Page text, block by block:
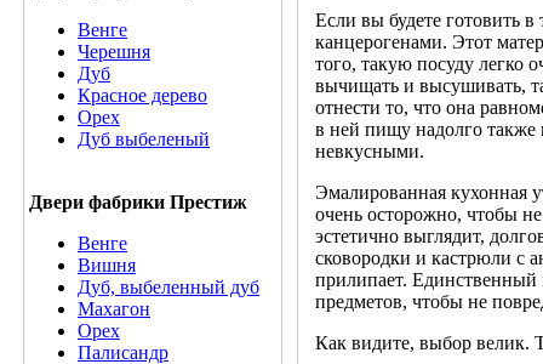
Венге
Черешня
Дуб
Красное дерево
Орех
Дуб выбеленый
Двери фабрики Престиж
Венге
Вишня
Дуб, выбеленный дуб
Махагон
Орех
Палисандр
Если вы будете готовить
канцерогенами. Этот
того, такую посуду легко
вычищать и высушивать,
отнести то, что она
в ней пищу надолго также
невкусными.
Эмалированная кухонная
очень осторожно, чтобы
эстетично выглядит,
сковородки и кастрюли с
прилипает. Единственный
предметов, чтобы не
Как видите, выбор велик.